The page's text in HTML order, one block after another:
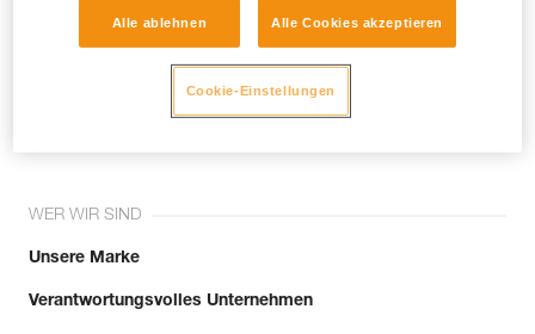
Tritt der Community bei!
WER WIR SIND
Unsere Marke
Verantwortungsvolles Unternehmen
Alle ablehnen Alle Cookies akzeptieren
Cookie-Einstellungen